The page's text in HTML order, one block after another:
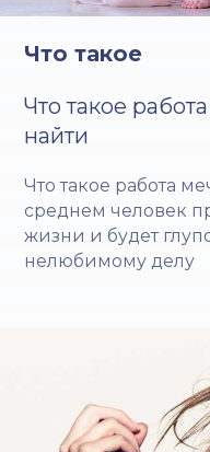
Что такое
Что такое
найти
Что такое работа
среднем человек
жизни и будет
нелюбимому делу